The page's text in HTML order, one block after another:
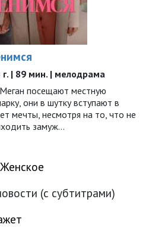
| 89 мин. | мелодрама
посещают местную
они в шутку вступают в
мечты, несмотря на то, что не
замуж…
(с субтитрами)